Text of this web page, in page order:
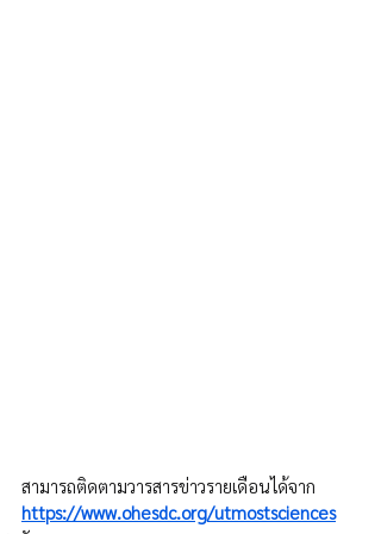
สามารถติดตามวารสารข่าวรายเดือนได้จาก
https://www.ohesdc.org/utmostsciences